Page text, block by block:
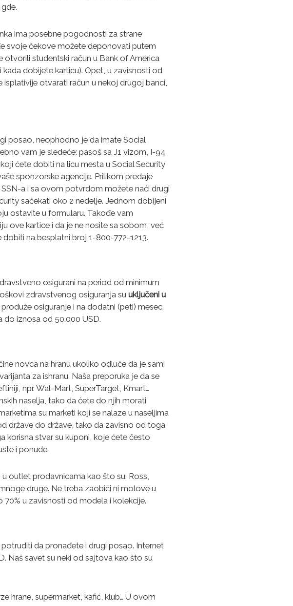
ima posebne pogodnosti za strane
svoje čekove možete deponovati putem
studentski račun u Bank of America
dobijete karticu). Opet, u zavisnosti od
otvarati račun u nekoj drugoj banci,
posao, neophodno je da imate Social
vam je sledeće: pasoš sa J1 vizom, I-94
ćete dobiti na licu mesta u Social Security
sponzorske agencije. Prilikom predaje
a i sa ovom potvrdom možete naći drugi
sačekati oko 2 nedelje. Jednom dobijeni
ostavite u formularu. Takođe vam
ove kartice i da je ne nosite sa sobom, već
na besplatni broj 1-800-772-1213.
osigurani na period od minimum
zdravstvenog osiguranja suuključeni u
osiguranje i na dodatni (peti) mesec.
do iznosa od 50.000 USD.
novca na hranu ukoliko odluče da je sami
za ishranu. Naša preporuka je da se
npr. Wal-Mart, SuperTarget, Kmart…
naselja, tako da ćete do njih morati
su marketi koji se nalaze u naseljima
države do države, tako da zavisno od toga
korisna stvar su kuponi, koje ćete često
i ponude.
outlet prodavnicama kao što su: Ross,
druge. Ne treba zaobići ni molove u
u zavisnosti od modela i kolekcije.
da pronađete i drugi posao. Internet
Naš savet su neki od sajtova kao što su
hrane, supermarket, kafić, klub… U ovom